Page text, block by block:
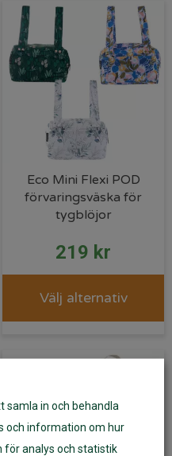
Eco Mini Flexi POD
förvaringsväska för
tygblöjor
219 kr
Välj alternativ
samla in och behandla
och information om hur
för analys och statistik